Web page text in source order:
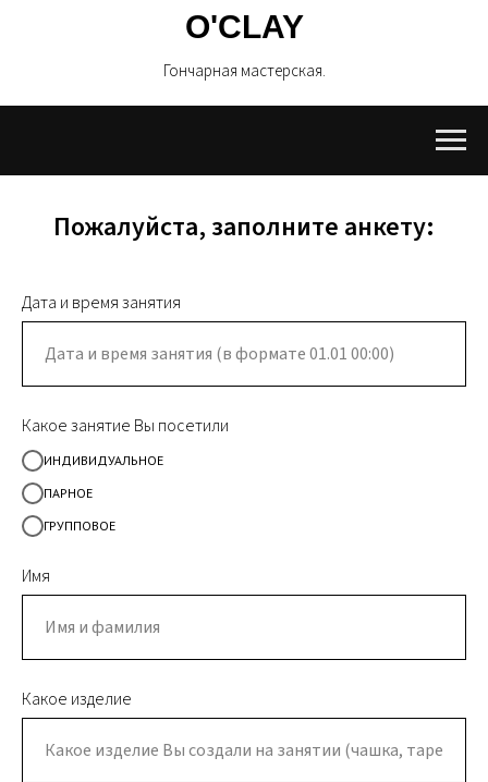
O'CLAY
Гончарная мастерская.
Пожалуйста, заполните анкету:
Дата и время занятия
Какое занятие Вы посетили
ИНДИВИДУАЛЬНОЕ
ПАРНОЕ
ГРУППОВОЕ
Имя
Какое изделие